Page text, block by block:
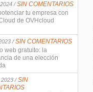
/SIN COMENTARIOS
tu empresa con
de OVHcloud
/SIN COMENTARIOS
web gratuito: la
de una elección
/SIN